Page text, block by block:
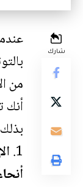
شارك
أنك